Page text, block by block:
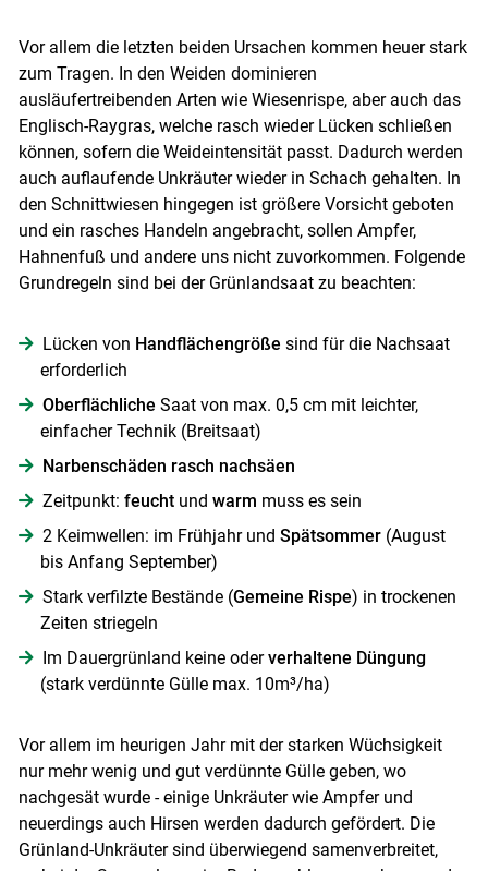
Vor allem die letzten beiden Ursachen kommen heuer stark
zum Tragen. In den Weiden dominieren
ausläufertreibenden Arten wie Wiesenrispe, aber auch das
Englisch-Raygras, welche rasch wieder Lücken schließen
können, sofern die Weideintensität passt. Dadurch werden
auch auflaufende Unkräuter wieder in Schach gehalten. In
den Schnittwiesen hingegen ist größere Vorsicht geboten
und ein rasches Handeln angebracht, sollen Ampfer,
Hahnenfuß und andere uns nicht zuvorkommen. Folgende
Grundregeln sind bei der Grünlandsaat zu beachten:
Lücken von Handflächengröße sind für die Nachsaat
erforderlich
Oberflächliche Saat von max. 0,5 cm mit leichter,
einfacher Technik (Breitsaat)
Narbenschäden rasch nachsäen
Zeitpunkt: feuchtund warm muss es sein
2 Keimwellen: im Frühjahr und Spätsommer(August
bis Anfang September)
Stark verfilzte Bestände (Gemeine Rispe) in trockenen
Zeiten striegeln
Im Dauergrünland keine oderverhaltene Düngung
(stark verdünnte Gülle max. 10m³/ha)
Vor allem im heurigen Jahr mit der starken Wüchsigkeit
nur mehr wenig und gut verdünnte Gülle geben, wo
nachgesät wurde - einige Unkräuter wie Ampfer und
neuerdings auch Hirsen werden dadurch gefördert. Die
Grünland-Unkräuter sind überwiegend samenverbreitet,